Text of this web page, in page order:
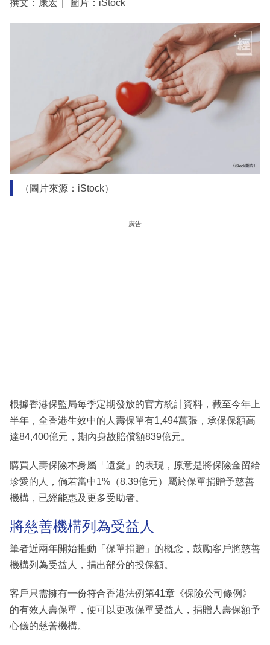
撰文：康宏｜ 圖片：iStock
（圖片來源：iStock）
廣告
根據香港保監局每季定期發放的官方統計資料，截至今年上
半年，全香港生效中的人壽保單有1,494萬張，承保保額高
達84,400億元，期內身故賠償額839億元。
購買人壽保險本身屬「遺愛」的表現，原意是將保險金留給
珍愛的人，倘若當中1%（8.39億元）屬於保單捐贈予慈善
機構，已經能惠及更多受助者。
將慈善機構列為受益人
筆者近兩年開始推動「保單捐贈」的概念，鼓勵客戶將慈善
機構列為受益人，捐出部分的投保額。
客戶只需擁有一份符合香港法例第41章《保險公司條例》
的有效人壽保單，便可以更改保單受益人，捐贈人壽保額予
心儀的慈善機構。